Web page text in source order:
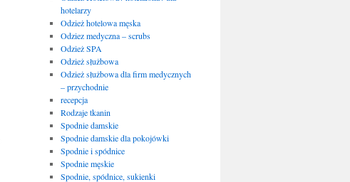
hotelarzy
Odzież hotelowa męska
Odziez medyczna – scrubs
Odzież SPA
Odzież służbowa
Odzież służbowa dla firm medycznych
– przychodnie
recepcja
Rodzaje tkanin
Spodnie damskie
Spodnie damskie dla pokojówki
Spodnie i spódnice
Spodnie męskie
Spodnie, spódnice, sukienki